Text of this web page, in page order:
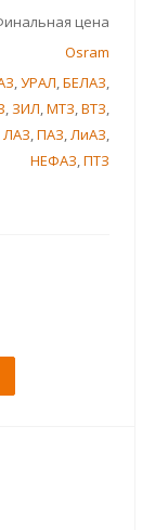
цена
Osram
,УРАЛ,БЕЛАЗ,
, ЗИЛ,МТЗ,ВТЗ,
ЛАЗ,ПАЗ,ЛиАЗ,
НЕФАЗ,ПТЗ